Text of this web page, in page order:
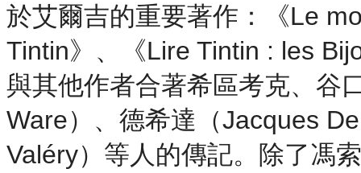
於艾爾吉的重要著作：《Le
Tintin》、《Lire Tintin : les
與其他作者合著希區考克、谷
Ware）、德希達（Jacques
Valéry）等人的傳記。除了馮